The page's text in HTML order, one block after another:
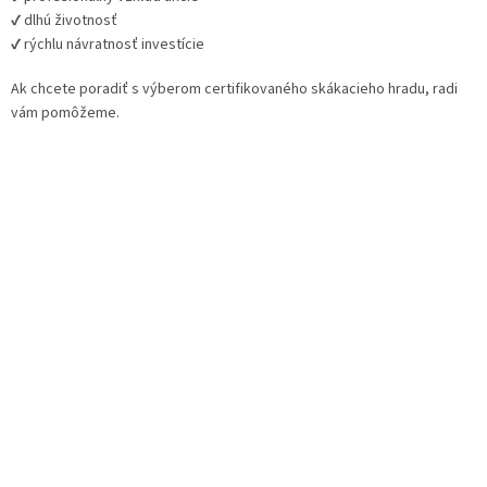
✔ dlhú životnosť
✔ rýchlu návratnosť investície
Ak chcete poradiť s výberom certifikovaného skákacieho hradu, radi
vám pomôžeme.